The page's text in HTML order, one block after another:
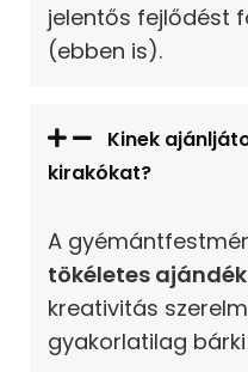
jelentős fejlődést
(ebben is).
Kinek
kirakókat?
A
tökéletes ajándék
kreativitás
gyakorlatilag